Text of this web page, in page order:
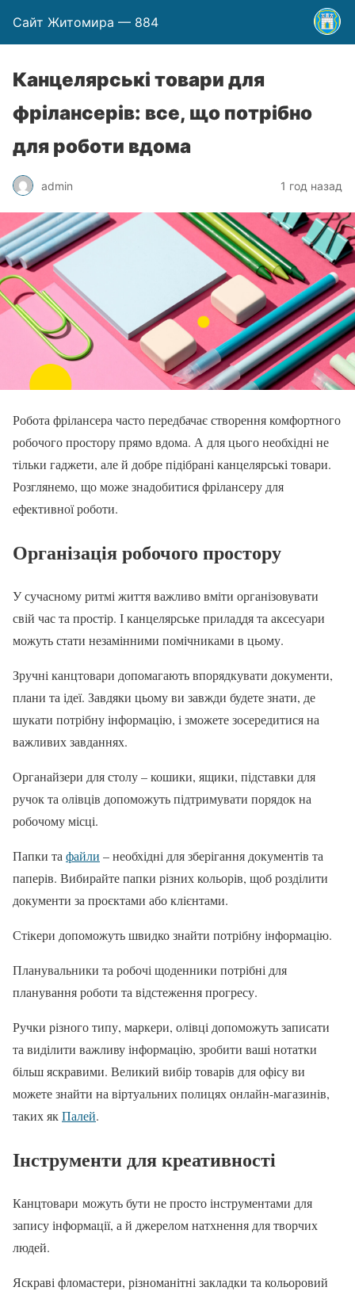
Сайт Житомира — 884
Канцелярські товари для
фрілансерів: все, що потрібно
для роботи вдома
admin 1 год назад
Робота фрілансера часто передбачає створення комфортного
робочого простору прямо вдома. А для цього необхідні не
тільки гаджети, але й добре підібрані канцелярські товари.
Розглянемо, що може знадобитися фрілансеру для
ефективної роботи.
Організація робочого простору
У сучасному ритмі життя важливо вміти організовувати
свій час та простір. І канцелярське приладдя та аксесуари
можуть стати незамінними помічниками в цьому.
Зручні канцтовари допомагають впорядкувати документи,
плани та ідеї. Завдяки цьому ви завжди будете знати, де
шукати потрібну інформацію, і зможете зосередитися на
важливих завданнях.
Органайзери для столу – кошики, ящики, підставки для
ручок та олівців допоможуть підтримувати порядок на
робочому місці.
Папки та файли – необхідні для зберігання документів та
паперів. Вибирайте папки різних кольорів, щоб розділити
документи за проєктами або клієнтами.
Стікери допоможуть швидко знайти потрібну інформацію.
Планувальники та робочі щоденники потрібні для
планування роботи та відстеження прогресу.
Ручки різного типу, маркери, олівці допоможуть записати
та виділити важливу інформацію, зробити ваші нотатки
більш яскравими. Великий вибір товарів для офісу ви
можете знайти на віртуальних полицях онлайн-магазинів,
таких якПалей.
Інструменти для креативності
Канцтовари можуть бути не просто інструментами для
запису інформації, а й джерелом натхнення для творчих
людей.
Яскраві фломастери, різноманітні закладки та кольоровий